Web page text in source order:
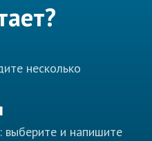
несколько
выберите и напишите